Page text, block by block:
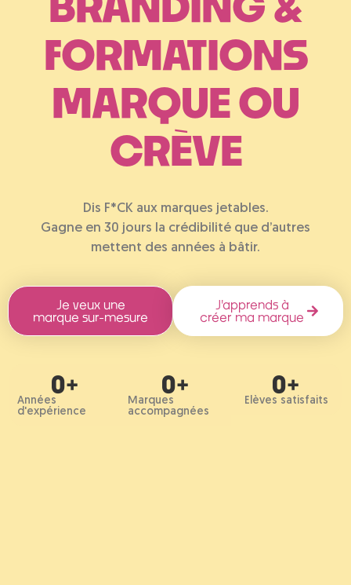
FORMATIONS
MARQUE OU
CRÈVE
Dis F*CK aux marques jetables.
Gagne en 30 jours la crédibilité que d’autres
mettent des années à bâtir.
Je veux une
marque sur-mesure
J'apprends à
créer ma marque
Années
d'expérience
0+
Marques
accompagnées
0+
Elèves satisfaits
0+